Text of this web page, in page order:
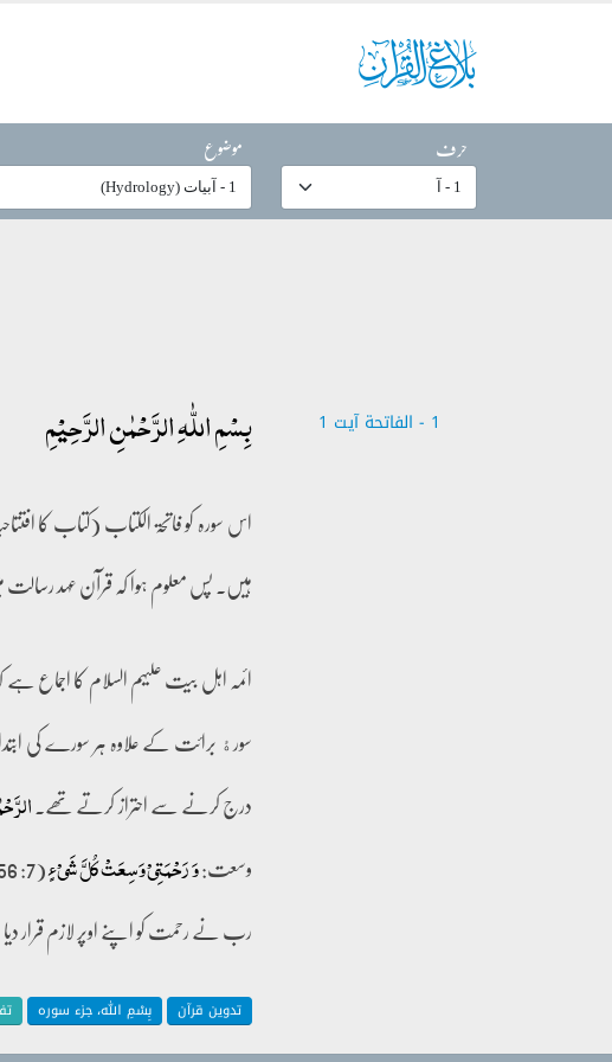
حرف
موضوع
1 - ‎الفاتحة آیت 1 بِسۡمِ اللّٰہِ الرَّحۡمٰنِ الرَّحِیۡمِ
اس سورہ کو فاتحۃ الکتاب (کتاب کا
ہیں۔ پس معلوم ہوا کہ قرآن عہد رسالت
ائمہ اہل بیت علیہم السلام کا اجماع ہے
سورﮤ برائت کے علاوہ ہر سورے کی
درج کرنے سے احتراز کرتے تھے۔
وسعت:وَ رَحۡمَتِیۡ وَسِعَتۡ کُلَّ شَیۡءٍ(7: 156) ”میری رحمت ہر چیز کو شامل ہے“ اور
رب نے رحمت کو اپنے اوپر لازم قرار
تدوین قرآن بِسْمِ اللّٰہ، جزء سورہ